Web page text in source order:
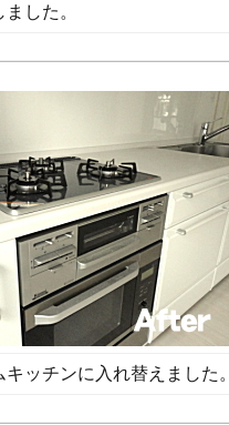
した。
ッチンに入れ替えました。